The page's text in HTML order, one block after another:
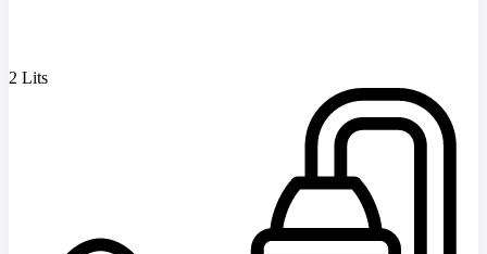
2 Lits